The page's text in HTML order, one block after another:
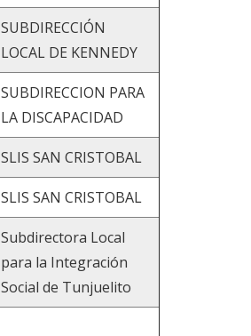
SUBDIRECCIÓN
LOCAL DE KENNEDY
SUBDIRECCION PARA
LA DISCAPACIDAD
SLIS SAN CRISTOBAL
SLIS SAN CRISTOBAL
Subdirectora Local
para la Integración
Social de Tunjuelito